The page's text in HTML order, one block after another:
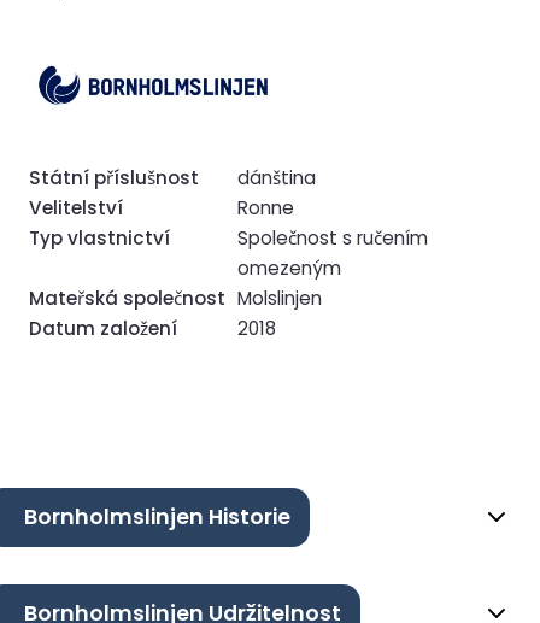
Státní příslušnost
dánština
Velitelství
Ronne
Typ vlastnictví
Společnost s ručením
omezeným
Mateřská společnost Molslinjen
Datum založení
2018
Bornholmslinjen Historie
Bornholmslinjen Udržitelnost